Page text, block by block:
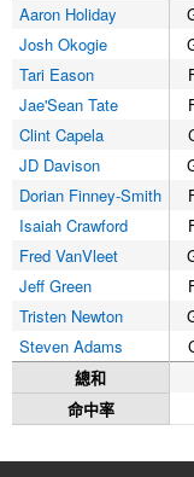
Aaron Holiday
Josh Okogie
Tari Eason
Jae'Sean Tate
Clint Capela
JD Davison
Dorian Finney-Smith
Isaiah Crawford
Fred VanVleet
Jeff Green
Tristen Newton
Steven Adams
總和
命中率